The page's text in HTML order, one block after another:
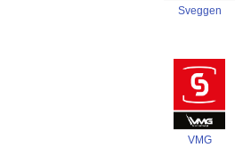
Sveggen
VMG